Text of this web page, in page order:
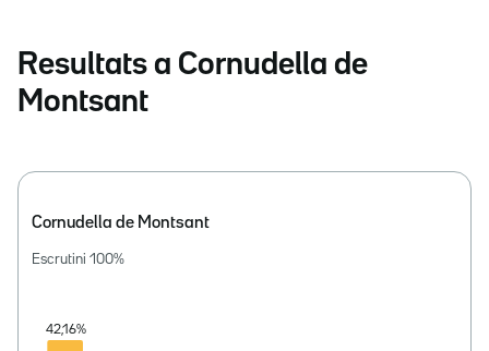
Resultats a Cornudella de
Montsant
Cornudella de Montsant
Escrutini 100%